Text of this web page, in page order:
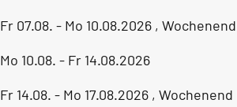
Fr 07.08. - Mo 10.08.2026 ,
Mo 10.08. - Fr 14.08.2026
Fr 14.08. - Mo 17.08.2026 ,